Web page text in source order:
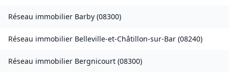
Réseau immobilier Barby (08300)
Réseau immobilier Belleville-et-Châtillon-sur-Bar (08240)
Réseau immobilier Bergnicourt (08300)